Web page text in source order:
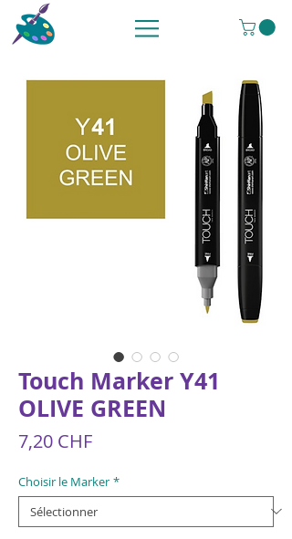
Touch Marker Y41
OLIVE GREEN
7,20 CHFPrix
Choisir le Marker *